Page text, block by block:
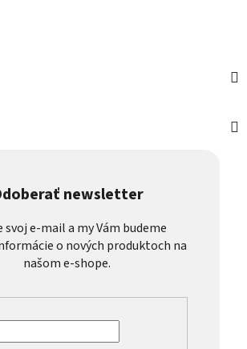
newsletter
svoj e-mail a my Vám budeme
o nových produktoch na
našom e-shope.